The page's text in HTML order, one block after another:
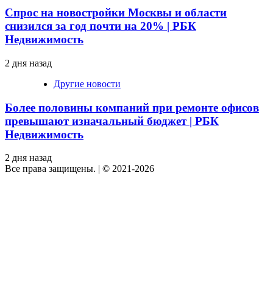
Спрос на новостройки Москвы и области
снизился за год почти на 20% | РБК
Недвижимость
2 дня назад
Другие новости
Более половины компаний при ремонте офисов
превышают изначальный бюджет | РБК
Недвижимость
2 дня назад
Все права защищены.
© 2021-2026